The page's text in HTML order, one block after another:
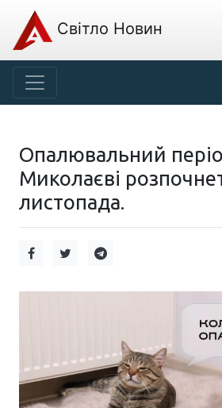
Світло Новин
Опалювальний
Миколаєві
листопада.